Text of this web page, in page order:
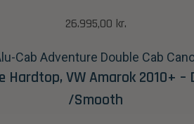
26.995,00 kr.
Hardtop, VW Amarok 2010+ –
/Smooth